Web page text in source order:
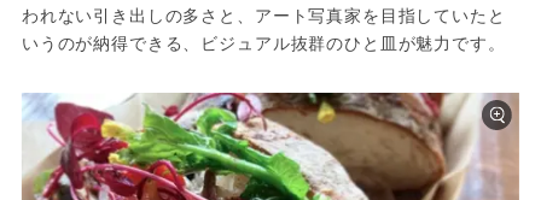
われない引き出しの多さと、アート写真家を目指していたと
いうのが納得できる、ビジュアル抜群のひと皿が魅力です。